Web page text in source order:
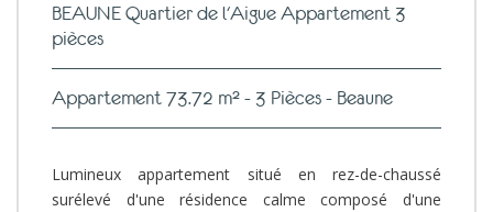
BEAUNE Quartier de l'Aigue Appartement 3
pièces
Appartement 73.72 m² - 3 Pièces - Beaune
Lumineux appartement situé en rez-de-chaussé
surélevé d'une résidence calme composé d'une